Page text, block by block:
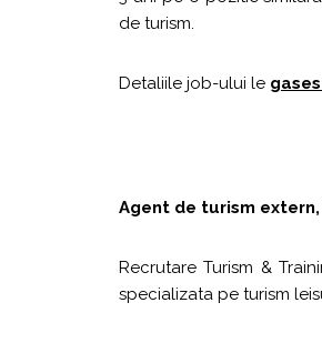
de turism.
Detaliile job-ului le
Agent de turism
Recrutare Turism &
specializata pe turism